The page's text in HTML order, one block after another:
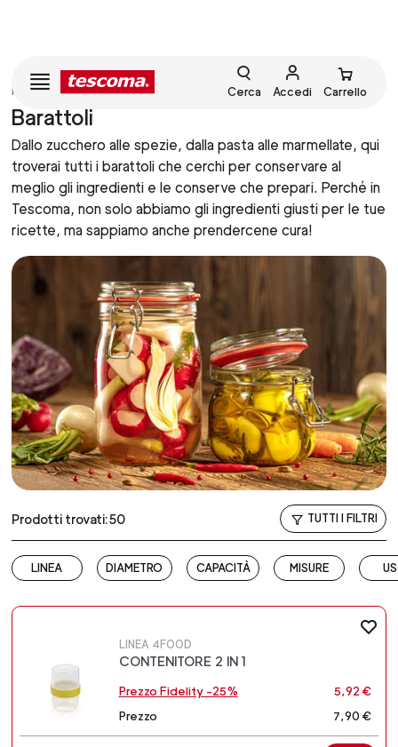
Cerca Accedi Carrello
HOME CONSERVARE
Barattoli
Dallo zucchero alle spezie, dalla pasta alle marmellate, qui
troverai tutti i barattoli che cerchi per conservare al
meglio gli ingredienti e le conserve che prepari. Perché in
Tescoma, non solo abbiamo gli ingredienti giusti per le tue
ricette, ma sappiamo anche prendercene cura!
Prodotti trovati:50 TUTTI I FILTRI
LINEA DIAMETRO CAPACITÀ MISURE
LINEA 4FOOD
CONTENITORE 2 IN 1
Prezzo Fidelity -25%
5,92 €
Prezzo
7,90 €